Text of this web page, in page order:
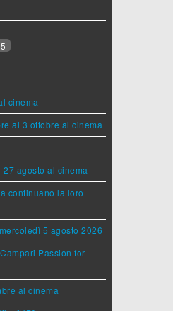
cinema
al 3 ottobre al cinema
agosto al cinema
continuano la loro
5 agosto 2026
Passion for
al cinema